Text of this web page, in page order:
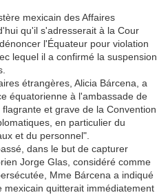
mexicain des Affaires
qu'il s'adresserait à la Cour
l'Équateur pour violation
lequel il a confirmé la suspension
étrangères, Alicia Bárcena, a
équatorienne à l'ambassade de
et grave de la Convention
en particulier du
et du personnel".
dans le but de capturer
Jorge Glas, considéré comme
Mme Bárcena a indiqué
quitterait immédiatement